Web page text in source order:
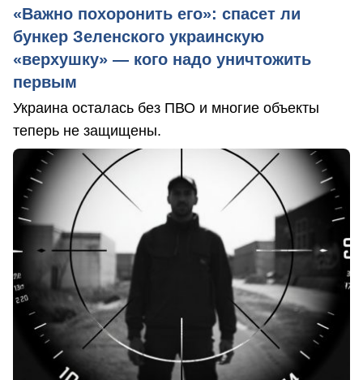
«Важно похоронить его»: спасет ли
бункер Зеленского украинскую
«верхушку» — кого надо уничтожить
первым
Украина осталась без ПВО и многие объекты
теперь не защищены.